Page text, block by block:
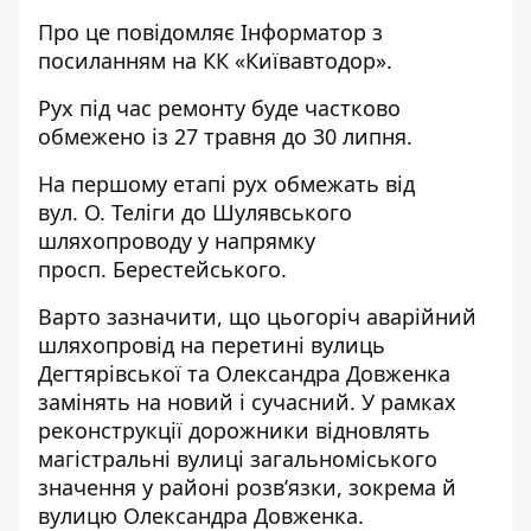
Про це повідомляє Інформатор з
посиланням на КК «Київавтодор».
Рух під час ремонту буде частково
обмежено із 27 травня до 30 липня.
На першому етапі рух обмежать від
вул. О. Теліги до Шулявського
шляхопроводу у напрямку
просп. Берестейського.
Варто зазначити, що цьогоріч аварійний
шляхопровід на перетині вулиць
Дегтярівської та Олександра Довженка
замінять на новий і сучасний. У рамках
реконструкції дорожники відновлять
магістральні вулиці загальноміського
значення у районі розв’язки, зокрема й
вулицю Олександра Довженка.